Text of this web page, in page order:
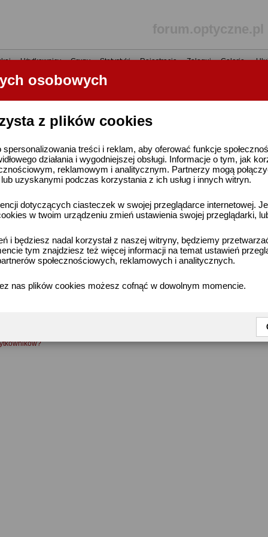
osobowych
z plików cookies
treści i reklam, aby oferować funkcje
działania i wygodniejszej obsługi. Informacje o tym, jak
reklamowym i analitycznym. Partnerzy mogą
uzyskanymi podczas korzystania z ich usług i innych witryn.
dotyczących ciasteczek w swojej przeglądarce internetowej.
w twoim urządzeniu zmień ustawienia swojej przeglądarki,
i będziesz nadal korzystał z naszej witryny, będziemy
tym znajdziesz też więcej informacji na temat ustawień
społecznościowych, reklamowych i analitycznych.
nas plików cookies możesz cofnąć w dowolnym momencie.
•Użytkownicy•Grupy•Statystyki•Rejestracja•Zaloguj•Galerie•